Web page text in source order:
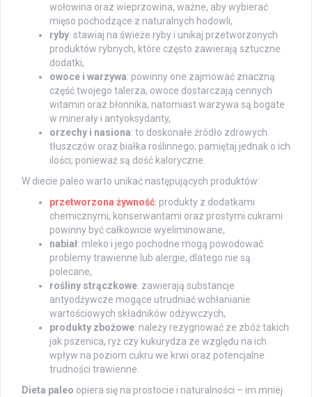
wołowina oraz wieprzowina, ważne, aby wybierać
mięso pochodzące z naturalnych hodowli,
ryby: stawiaj na świeże ryby i unikaj przetworzonych
produktów rybnych, które często zawierają sztuczne
dodatki,
owoce i warzywa: powinny one zajmować znaczną
część twojego talerza, owoce dostarczają cennych
witamin oraz błonnika, natomiast warzywa są bogate
w minerały i antyoksydanty,
orzechy i nasiona: to doskonałe źródło zdrowych
tłuszczów oraz białka roślinnego, pamiętaj jednak o ich
ilości, ponieważ są dość kaloryczne.
W diecie paleo warto unikać następujących produktów:
przetworzona żywność: produkty z dodatkami
chemicznymi, konserwantami oraz prostymi cukrami
powinny być całkowicie wyeliminowane,
nabiał: mleko i jego pochodne mogą powodować
problemy trawienne lub alergie, dlatego nie są
polecane,
rośliny strączkowe: zawierają substancje
antyodżywcze mogące utrudniać wchłanianie
wartościowych składników odżywczych,
produkty zbożowe: należy rezygnować ze zbóż takich
jak pszenica, ryż czy kukurydza ze względu na ich
wpływ na poziom cukru we krwi oraz potencjalne
trudności trawienne.
Dieta paleo opiera się na prostocie i naturalności – im mniej